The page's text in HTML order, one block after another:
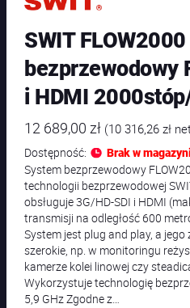
SWIT
bezprzewodowy
i HDMI
12 689,00zł (10 316,26zł
Dostępność:
Brak w
System bezprzewodowy
technologii bezprzewodowej
obsługuje 3G/HD-SDI i HDMI
transmisji na odległość 600
System jest plug and play, a
szerokie, np. w monitoringu
kamerze kolei linowej czy
Wykorzystuje technologię
5,9 GHz Zgodne z…